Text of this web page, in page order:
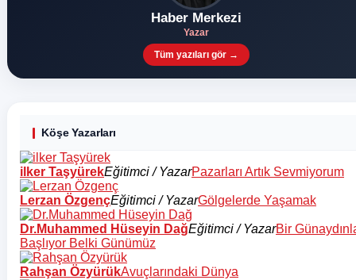
Haber Merkezi
Yazar
Tüm yazıları gör →
Köşe Yazarları
ilker TaşyürekEğitimci / YazarPazarları Artık Sevmiyorum
Lerzan ÖzgençEğitimci / YazarGölgelerde Yaşamak
Dr.Muhammed Hüseyin DağEğitimci / YazarBir
Başlıyor Belki Günümüz
Rahşan ÖzyürükAvuçlarındaki Dünya